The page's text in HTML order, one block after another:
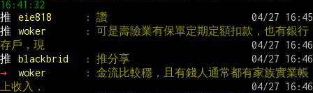
推
eie818
: 讚
推
woker
: 可是壽險業有保單定期定額扣款，也有銀行
存戶，現
推
blackbrid
: 推分享
→
woker
: 金流比較穩，且有錢人通常都有家族實業帳
上收入，